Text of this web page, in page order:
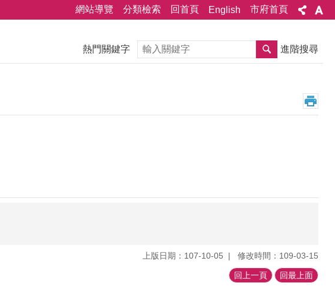
網站導覽 分類檢索 回首頁 English 市府首頁
熱門關鍵字 搜尋 進階搜尋
上版日期：107-10-05 修改時間：109-03-15
回上一頁 回最上面